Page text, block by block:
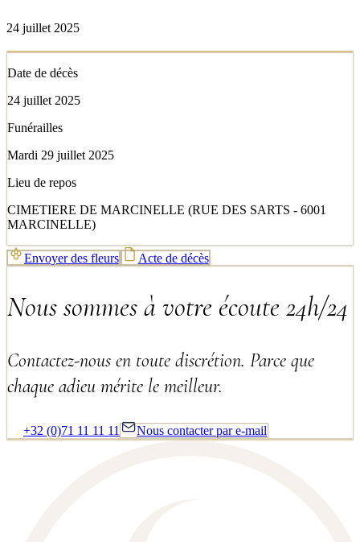
24 juillet 2025
Date de décès
24 juillet 2025
Funérailles
Mardi 29 juillet 2025
Lieu de repos
CIMETIERE DE MARCINELLE (RUE DES SARTS - 6001
MARCINELLE)
Envoyer des fleurs Acte de décès
Nous sommes à votre écoute 24h/24
Contactez-nous en toute discrétion. Parce que
chaque adieu mérite le meilleur.
+32 (0)71 11 11 11 Nous contacter par e-mail